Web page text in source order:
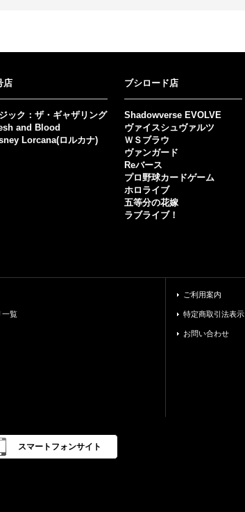
店
ック：ザ・ギャザリング
and Blood
Lorcana(ロルカナ)
ブシロード店
Shadowverse EVOLVE
ヴァイスシュヴァルツ
ＷＳブラウ
ヴァンガード
Reバース
プロ野球カードゲーム
ホロライブ
五等分の花嫁
ラブライブ！
一覧
ご利用案内
特定商取引法表示
お問い合わせ
スマートフォンサイト